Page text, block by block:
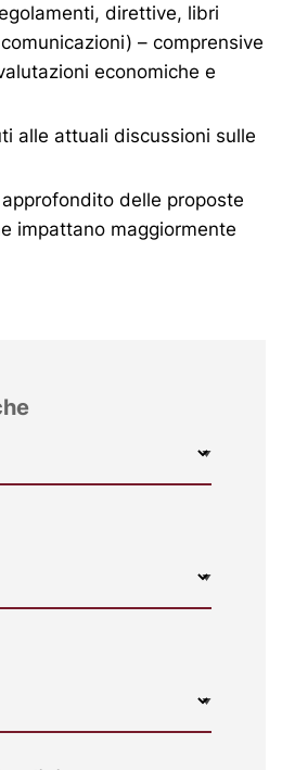
direttive, libri
– comprensive
economiche e
alle attuali discussioni sulle
delle proposte
impattano maggiormente